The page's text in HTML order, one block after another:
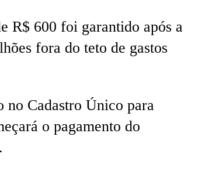
R$ 600 foi garantido após a
fora do teto de gastos
no Cadastro Único para
o pagamento do